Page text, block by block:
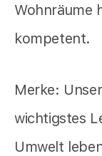
Wohnräume
kompetent.
Merke:
wichtigstes
Umwelt